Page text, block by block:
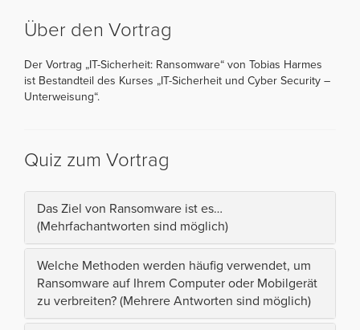
Über den Vortrag
Der Vortrag „IT-Sicherheit: Ransomware“ von Tobias Harmes
ist Bestandteil des Kurses „IT-Sicherheit und Cyber Security –
Unterweisung“.
Quiz zum Vortrag
Das Ziel von Ransomware ist es…
(Mehrfachantworten sind möglich)
Welche Methoden werden häufig verwendet, um
Ransomware auf Ihrem Computer oder Mobilgerät
zu verbreiten? (Mehrere Antworten sind möglich)